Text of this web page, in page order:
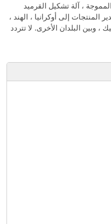
، آلة تشكيل القرميد
المنتجات إلى أوكرانيا ، الهند ،
، وبين البلدان الأخرى. لا تتردد